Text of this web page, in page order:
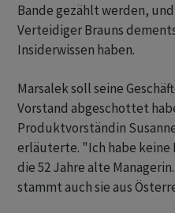
Bande gezählt werden,
Verteidiger Brauns
Insiderwissen haben.
Marsalek soll seine
Vorstand abgeschottet
Produktvorständin
erläuterte. "Ich habe keine
die 52 Jahre alte
stammt auch sie aus